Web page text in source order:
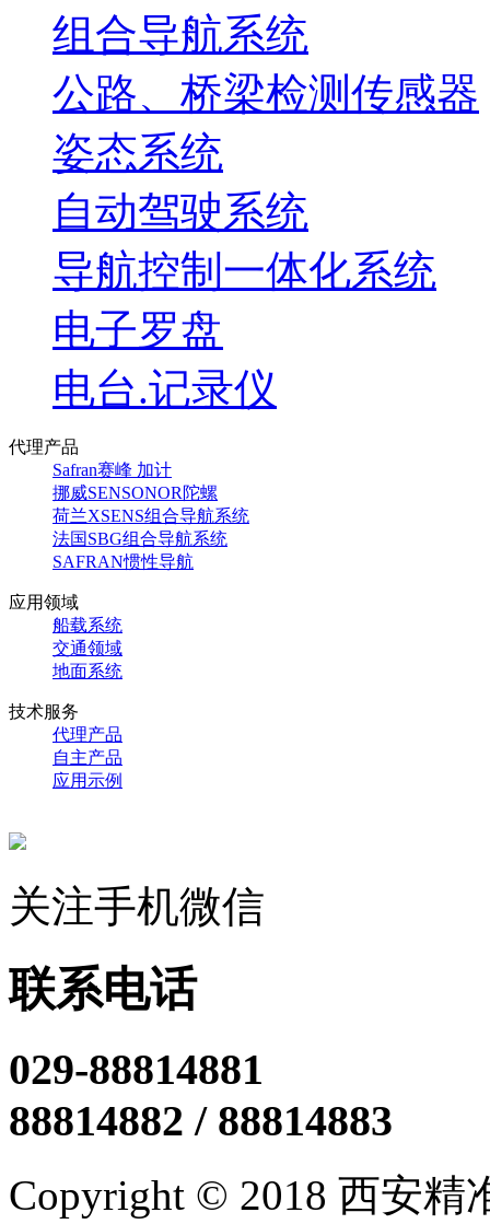
组合导航系统
公路、桥梁检测传感器
姿态系统
自动驾驶系统
导航控制一体化系统
电子罗盘
电台.记录仪
代理产品
Safran赛峰 加计
挪威SENSONOR陀螺
荷兰XSENS组合导航系统
法国SBG组合导航系统
SAFRAN惯性导航
应用领域
船载系统
交通领域
地面系统
技术服务
代理产品
自主产品
应用示例
关注手机微信
联系电话
029-88814881
88814882 / 88814883
Copyright © 2018 西安精